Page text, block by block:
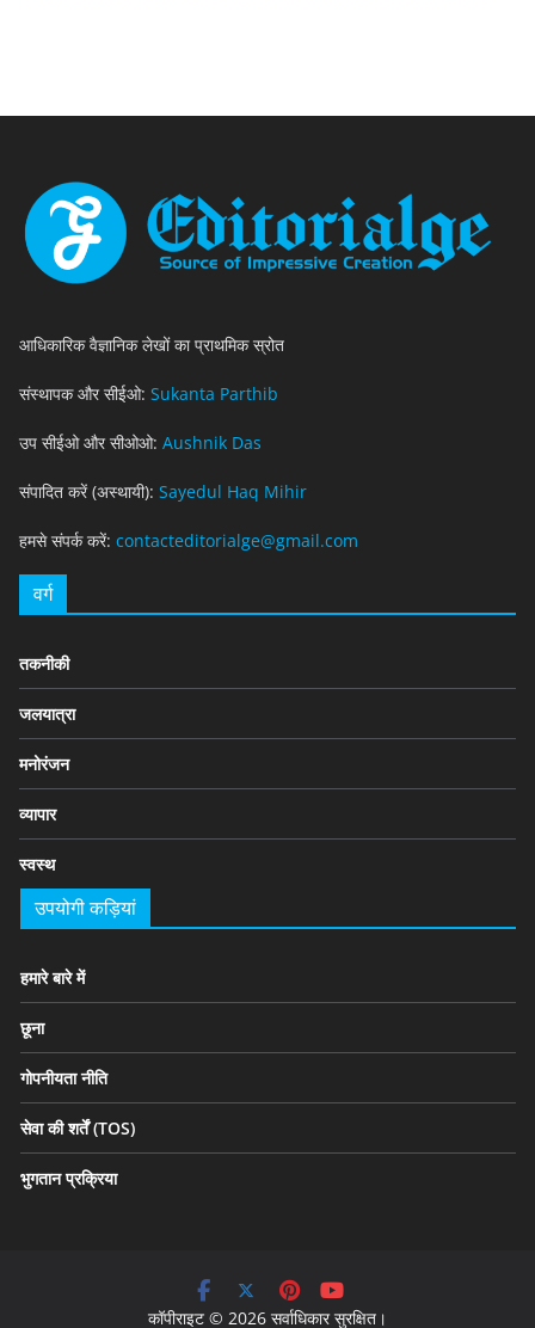
आधिकारिक वैज्ञानिक लेखों का प्राथमिक स्रोत
संस्थापक और सीईओ: Sukanta Parthib
उप सीईओ और सीओओ: Aushnik Das
संपादित करें (अस्थायी): Sayedul Haq Mihir
हमसे संपर्क करें: contacteditorialge@gmail.com
वर्ग
तकनीकी
जलयात्रा
मनोरंजन
व्यापार
स्वस्थ
उपयोगी कड़ियां
हमारे बारे में
छूना
गोपनीयता नीति
सेवा की शर्तें (TOS)
भुगतान प्रक्रिया
कॉपीराइट © 2026 सर्वाधिकार सुरक्षित।